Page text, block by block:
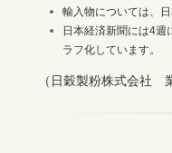
輸入物については、
日本経済新聞には4週
ラフ化しています。
（日穀製粉株式会社